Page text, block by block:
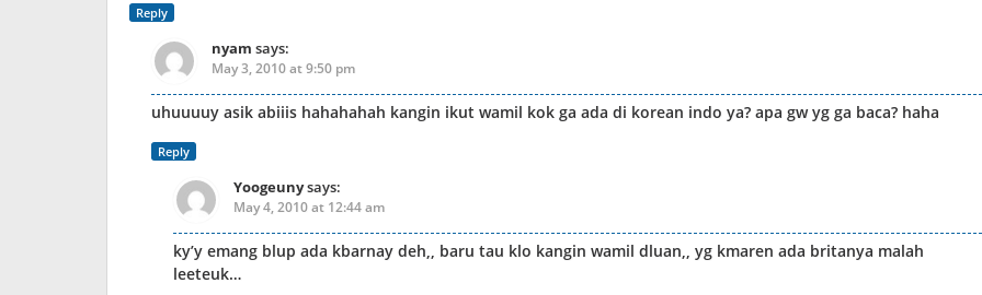
Reply
nyam says:
May 3, 2010 at 9:50 pm
uhuuuuy asik abiiis hahahahah kangin ikut wamil kok ga ada di korean indo ya? apa gw yg ga baca? haha
Reply
Yoogeunysays:
May 4, 2010 at 12:44 am
ky’y emang blup ada kbarnay deh,, baru tau klo kangin wamil dluan,, yg kmaren ada britanya malah
leeteuk…